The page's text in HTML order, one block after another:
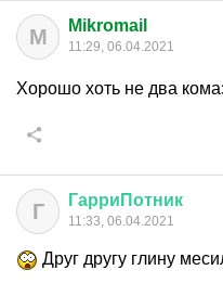
M Mikromail
11:29, 06.04.2021
Хорошо хоть не два
Г ГарриПотник
11:33, 06.04.2021
Друг другу глину